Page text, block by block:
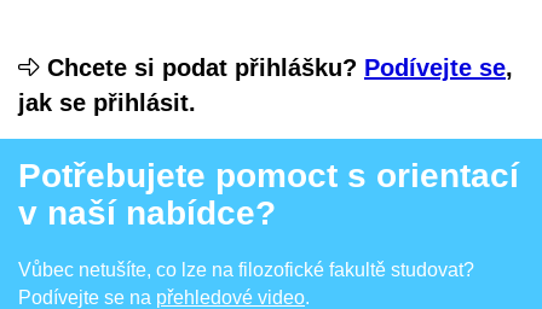
Chcete si podat přihlášku? Podívejte se,
jak se přihlásit.
Potřebujete pomoct s orientací
v naší nabídce?
Vůbec netušíte, co lze na filozofické fakultě studovat?
Podívejte se na přehledové video.